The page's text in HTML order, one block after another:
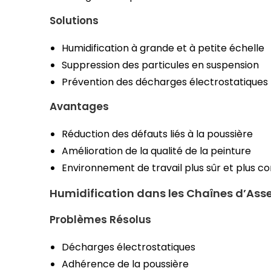
Solutions
Humidification à grande et à petite échelle
Suppression des particules en suspension
Prévention des décharges électrostatiques
Avantages
Réduction des défauts liés à la poussière
Amélioration de la qualité de la peinture
Environnement de travail plus sûr et plus
Humidification dans les Chaînes
Problèmes Résolus
Décharges électrostatiques
Adhérence de la poussière